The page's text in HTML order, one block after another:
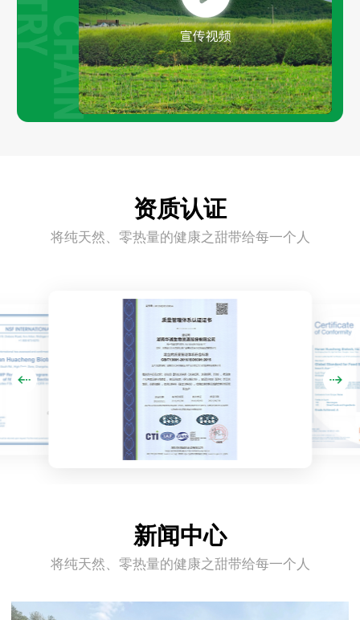
Video
资质认证
将纯天然、零热量的健康之甜带给每一个人
新闻中心
将纯天然、零热量的健康之甜带给每一个人